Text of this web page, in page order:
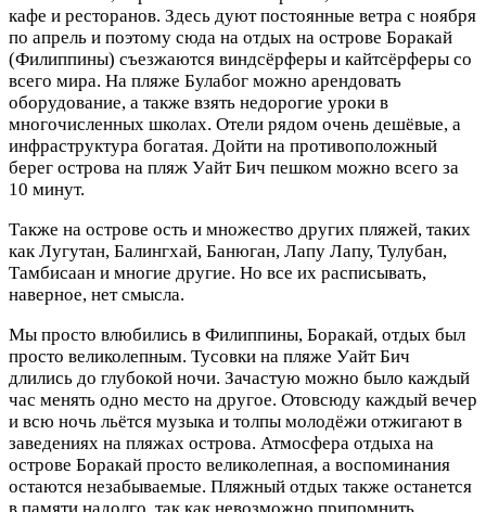
кафе и ресторанов. Здесь дуют постоянные ветра с ноября
по апрель и поэтому сюда на отдых на острове Боракай
(Филиппины) съезжаются виндсёрферы и кайтсёрферы со
всего мира. На пляже Булабог можно арендовать
оборудование, а также взять недорогие уроки в
многочисленных школах. Отели рядом очень дешёвые, а
инфраструктура богатая. Дойти на противоположный
берег острова на пляж Уайт Бич пешком можно всего за
10 минут.
Также на острове ость и множество других пляжей, таких
как Лугутан, Балингхай, Банюган, Лапу Лапу, Тулубан,
Тамбисаан и многие другие. Но все их расписывать,
наверное, нет смысла.
Мы просто влюбились в Филиппины, Боракай, отдых был
просто великолепным. Тусовки на пляже Уайт Бич
длились до глубокой ночи. Зачастую можно было каждый
час менять одно место на другое. Отовсюду каждый вечер
и всю ночь льётся музыка и толпы молодёжи отжигают в
заведениях на пляжах острова. Атмосфера отдыха на
острове Боракай просто великолепная, а воспоминания
остаются незабываемые. Пляжный отдых также останется
в памяти надолго, так как невозможно припомнить